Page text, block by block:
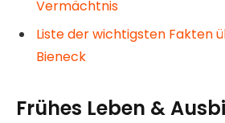
Vermächtnis
Liste der wichtigsten Fakten
Bieneck
Frühes Leben &